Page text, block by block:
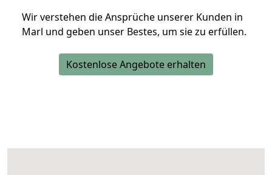
Wir verstehen die Ansprüche unserer Kunden in
Marl und geben unser Bestes, um sie zu erfüllen.
Kostenlose Angebote erhalten